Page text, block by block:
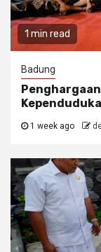
1 min read
Badung
1 week ago